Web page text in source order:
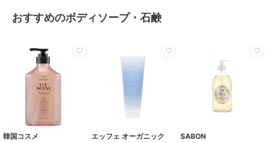
おすすめのボディソープ・石鹸
韓国コスメ エッフェ オーガニック SABON